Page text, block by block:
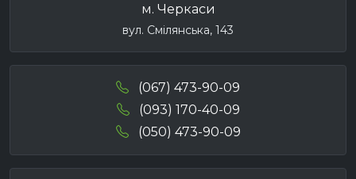
м. Черкаси
вул. Смілянська, 143
(067) 473-90-09
(093) 170-40-09
(050) 473-90-09